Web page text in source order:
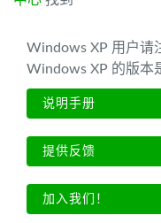
Windows XP 用户请
Windows XP 的版本
说明手册
提供反馈
加入我们！